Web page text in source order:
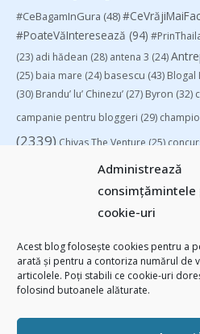
Administrează
consimțămintele
cookie-uri
Acest blog folosește cookies pentru a
arată și pentru a contoriza numărul de
articolele. Poți stabili ce cookie-uri
folosind butoanele alăturate.
#CeBagamInGura (48)
#PoateVăInteresează (94)
(23) adi hădean (28) antena 3 (24)
(25) baia mare (24) basescu (43) Blogal
(30) Brandu’ lu’ Chinezu’ (27) Byron (32)
campanie pentru bloggeri (29)
(2339)Chivas The Venture (25)
Despre cartile pe care le-am
federatia romana de rugby(22)
(41)romania(45)rugby(29)Samsung
(112) TIFF(30) top 10(36)Trompeta lui
vodafone (51)